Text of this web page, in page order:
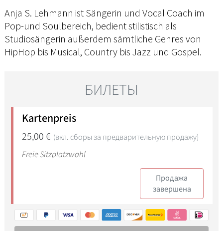
Anja S. Lehmann ist Sängerin und Vocal Coach im
Pop-und Soulbereich, bedient stilistisch als
Studiosängerin außerdem sämtliche Genres von
HipHop bis Musical, Country bis Jazz und Gospel.